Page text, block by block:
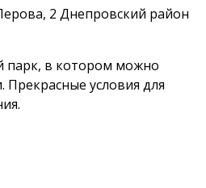
2 Днепровский район
парк, в котором можно
Прекрасные условия для